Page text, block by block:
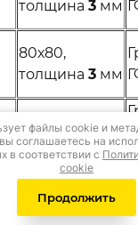
толщина 3 мм
80х80,
толщина 3 мм
80х80,
толщина3мм
файлы cookie и
соглашаетесь на
в соответствии с
cookie
Продолжить